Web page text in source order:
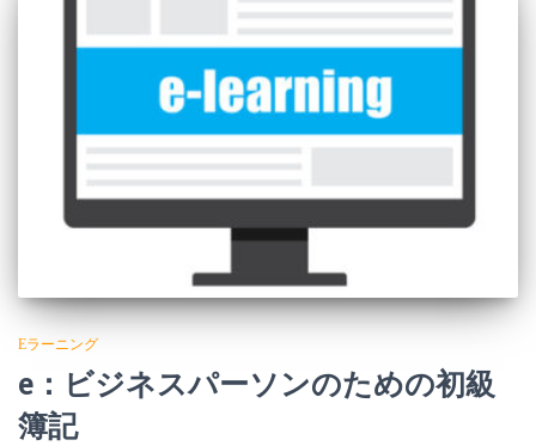
Eラーニング
e：ビジネスパーソンのための初級
簿記